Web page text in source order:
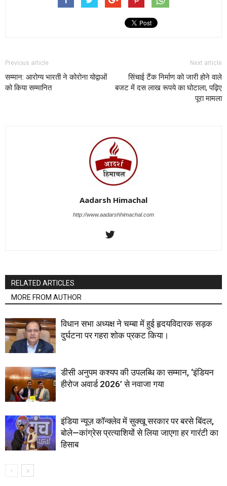
Previous article
सम्मान: आरोग्य भारती ने कोरोना योद्वाओं
को किया सम्मानित
Next article
सिंचाई टैंक निर्माण को जारी होने वाले
बजट में दस लाख रूपये का घोटाला, पढ़िए
पूरा मामला
Aadarsh Himachal
http://www.aadarshhimachal.com
RELATED ARTICLES
MORE FROM AUTHOR
विधान सभा अध्यक्ष ने चम्बा में हुई हृदयविदारक सड़क
दुर्घटना पर गहरा शोक प्रकट किया।
डीसी अनुपम कश्यप की उपलब्धि का सम्मान, ‘इंडियन
हीरोज अवार्ड 2026’ से नवाजा गया
इंडिया न्यूज़ कॉन्क्लेव में सुक्खू सरकार पर बरसे बिंदल,
बोले—कांग्रेस प्रत्याशियों से लिया जाएगा हर गारंटी का
हिसाब